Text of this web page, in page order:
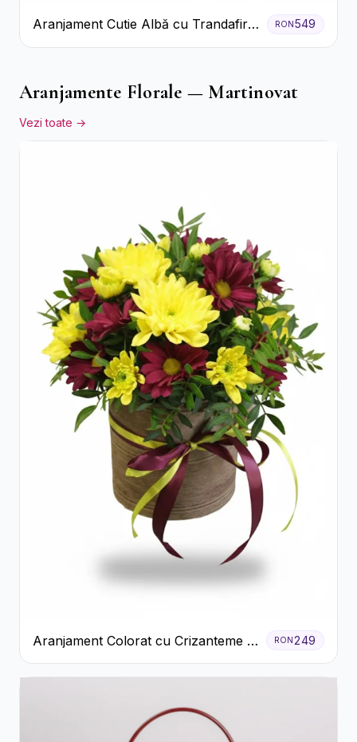
Aranjament Cutie Albă cu Trandafiri
Roșii și Raffaello
RON549
Aranjamente Florale — Martinovat
Vezi toate →
Aranjament Colorat cu Crizanteme în
Cutie Rustică
RON249